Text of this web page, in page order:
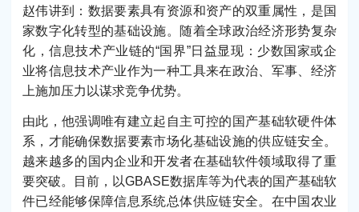
赵伟讲到：数据要素具有资源和资产的双重属性，是国
家数字化转型的基础设施。随着全球政治经济形势复杂
化，信息技术产业链的“国界”日益显现：少数国家或企
业将信息技术产业作为一种工具来在政治、军事、经济
上施加压力以谋求竞争优势。
由此，他强调唯有建立起自主可控的国产基础软硬件体
系，才能确保数据要素市场化基础设施的供应链安全。
越来越多的国内企业和开发者在基础软件领域取得了重
要突破。目前，以GBASE数据库等为代表的国产基础软
件已经能够保障信息系统总体供应链安全。在中国农业